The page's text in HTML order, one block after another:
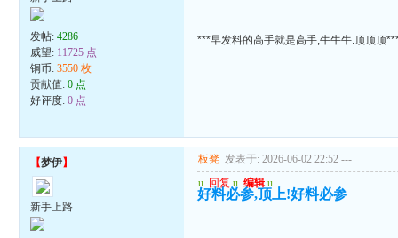
发帖:4286
威望: 11725 点
铜币:3550 枚
贡献值:0 点
好评度:0 点
***早发料的高手就是高手,牛牛牛.顶顶顶
【梦伊】
新手上路
板凳 发表于: 2026-06-02 22:52 ---
u 回复 u 编辑 u
好料必参,顶上!好料必参